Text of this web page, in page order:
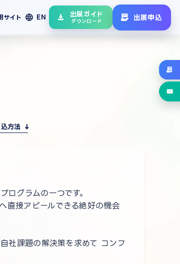
サイト language EN 出展ガイド
ダウンロード
出展申込
方法
グラムの一つです。
直接アピールできる絶好の機会
社課題の解決策を求めて コンフ